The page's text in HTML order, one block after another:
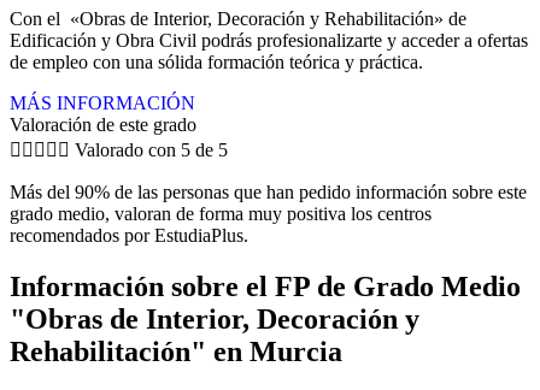
Con el «Obras de Interior, Decoración y Rehabilitación» de
Edificación y Obra Civil podrás profesionalizarte y acceder a ofertas
de empleo con una sólida formación teórica y práctica.
MÁS INFORMACIÓN
Valoración de este grado
     Valorado con 5 de 5
Más del 90% de las personas que han pedido información sobre este
grado medio, valoran de forma muy positiva los centros
recomendados por EstudiaPlus.
Información sobre el FP de Grado Medio
"Obras de Interior, Decoración y
Rehabilitación" en Murcia